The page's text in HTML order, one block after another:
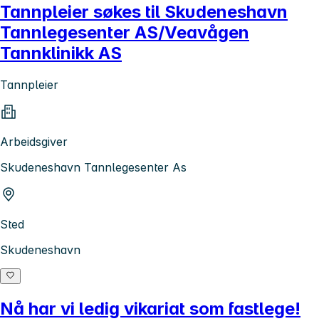
Tannpleier søkes til Skudeneshavn
Tannlegesenter AS/Veavågen
Tannklinikk AS
Tannpleier
Arbeidsgiver
Skudeneshavn Tannlegesenter As
Sted
Skudeneshavn
Nå har vi ledig vikariat som fastlege!